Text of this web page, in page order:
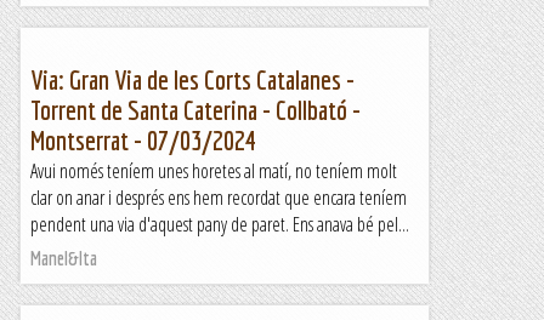
Via: Gran Via de les Corts Catalanes -
Torrent de Santa Caterina - Collbató -
Montserrat - 07/03/2024
Avui només teníem unes horetes al matí, no teníem molt
clar on anar i després ens hem recordat que encara teníem
pendent una via d'aquest pany de paret. Ens anava bé pel...
Manel&Ita